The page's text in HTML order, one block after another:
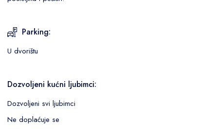
Parking:
U dvorištu
Dozvoljeni kućni ljubimci:
Dozvoljeni svi ljubimci
Ne doplaćuje se